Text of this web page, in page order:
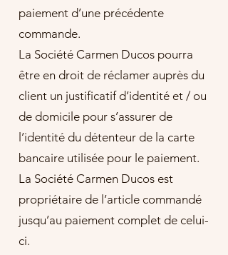
paiement d’une précédente
commande.
La Société Carmen Ducos pourra
être en droit de réclamer auprès du
client un justificatif d’identité et / ou
de domicile pour s’assurer de
l’identité du détenteur de la carte
bancaire utilisée pour le paiement.
La Société Carmen Ducos est
propriétaire de l’article commandé
jusqu’au paiement complet de celui-
ci.